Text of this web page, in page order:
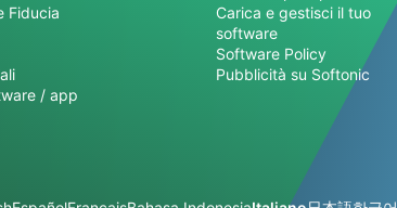
Fiducia
/ app
Carica e gestisci il tuo
software
Software Policy
Pubblicità su Softonic